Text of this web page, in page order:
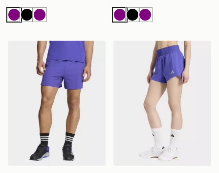
ViolaNeroViola ViolaNeroViola
adidas Short D4t Primelift 3 Stripesadidas Pantaloncini Racer